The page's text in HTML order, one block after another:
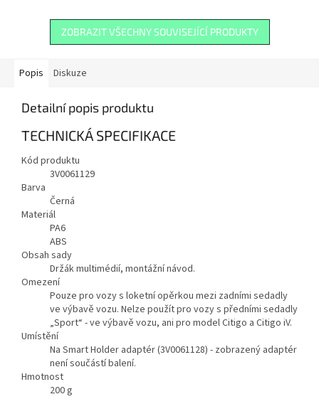
použít...
ZOBRAZIT VŠECHNY SOUVISEJÍCÍ PRODUKTY
Popis Diskuze
Detailní popis produktu
TECHNICKÁ SPECIFIKACE
Kód produktu
3V0061129
Barva
Černá
Materiál
PA6
ABS
Obsah sady
Držák multimédií, montážní návod.
Omezení
Pouze pro vozy s loketní opěrkou mezi zadními sedadly
ve výbavě vozu. Nelze použít pro vozy s předními sedadly
„Sport“ - ve výbavě vozu, ani pro model Citigo a Citigo iV.
Umístění
Na Smart Holder adaptér (3V0061128) - zobrazený adaptér
není součástí balení.
Hmotnost
200g